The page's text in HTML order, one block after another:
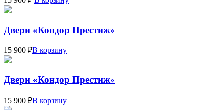
Двери «Кондор Престиж»
15 900 ₽В корзину
Двери «Кондор Престиж»
15 900 ₽В корзину